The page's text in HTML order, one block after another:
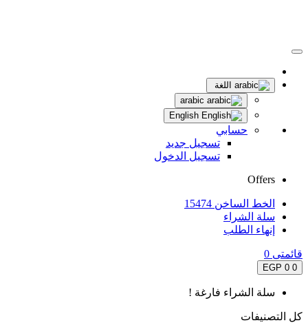
اللغة
حسابي
تسجيل جديد
تسجيل الدخول
Offers
الخط الساخن 15474
سلة الشراء
إنهاء الطلب
قائمتى 0
0
0 EGP
سلة الشراء فارغة !
كل التصنيفات